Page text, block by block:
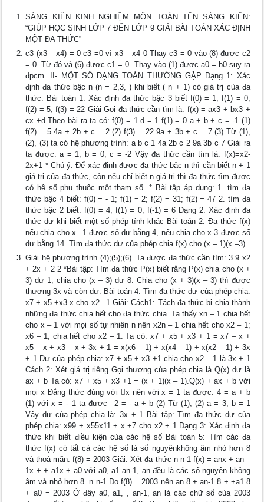
SÁNG KIẾN KINH NGHIỆM MÔN TOÁN TÊN SÁNG KIẾN:
“GIÚP HỌC SINH LỚP 7 ĐẾN LỚP 9 GIẢI BÀI TOÁN XÁC ĐỊNH
MỘT ĐA THỨC”
c3 (x3 – x4) = 0 c3 =0 vì x3 – x4 0 Thay c3 = 0 vào (8) được c2
= 0. Từ đó và (6) được c1 = 0. Thay vào (1) được a0 = b0 suy ra
đpcm. II- MỘT SỐ DẠNG TOÁN THƯỜNG GẶP Dạng 1: Xác
định đa thức bậc n (n = 2,3, ) khi biết ( n + 1) có giá trị của đa
thức: Bài toán 1: Xác định đa thức bậc 3 biết f(0) = 1; f(1) = 0;
f(2) = 5; f(3) = 22 Giải Gọi đa thức cần tìm là: f(x) = ax3 + bx3 +
cx +d Theo bài ra ta có: f(0) = 1 d = 1 f(1) = 0 a + b + c = -1 (1)
f(2) = 5 4a + 2b + c = 2 (2) f(3) = 22 9a + 3b + c = 7 (3) Từ (1),
(2), (3) ta có hệ phương trình: a b c 1 4a 2b c 2 9a 3b c 7 Giải ra
ta được: a = 1; b = 0; c = -2 Vậy đa thức cần tìm là: f(x)=x2-
2x+1 * Chú ý: Để xác định được đa thức bậc n thì cần biết n + 1
giá trị của đa thức, còn nếu chỉ biết n giá trị thì đa thức tìm được
có hệ số phụ thuộc một tham số. * Bài tập áp dụng: 1. tìm đa
thức bậc 4 biết: f(0) = - 1; f(1) = 2; f(2) = 31; f(2) = 47 2. tìm đa
thức bậc 2 biết: f(0) = 4; f(1) = 0; f(-1) = 6 Dạng 2: Xác định đa
thức dư khi biết một số phép tính khác Bài toán 2: Đa thức f(x)
nếu chia cho x –1 được số dư bằng 4, nếu chia cho x-3 được số
dư bằng 14. Tìm đa thức dư của phép chia f(x) cho (x – 1)(x –3)
Giải hệ phương trình (4);(5);(6). Ta được đa thức cần tìm: 3 9 x2
+ 2x + 2 2 *Bài tập: Tìm đa thức P(x) biết rằng P(x) chia cho (x +
3) dư 1, chia cho (x – 3) dư 8. Chia cho (x + 3)(x – 3) thì được
thương 3x và còn dư. Bài toán 4: Tìm đa thức dư của phép chia:
x7 + x5 +x3 x cho x2 –1 Giải: Cách1: Tách đa thức bị chia thành
những đa thức chia hết cho đa thức chia. Ta thấy xn – 1 chia hết
cho x – 1 với mọi số tự nhiên n nên x2n – 1 chia hết cho x2 – 1;
x6 – 1, chia hết cho x2 – 1. Ta có: x7 + x5 + x3 + 1 = x7 – x +
x5 – x + x3 – x + 3x + 1 = x(x6 – 1) + x(x4 – 1) + x(x2 – 1) + 3x
+ 1 Dư của phép chia: x7 + x5 + x3 +1 chia cho x2 – 1 là 3x + 1
Cách 2: Xét giá trị riêng Gọi thương của phép chia là Q(x) dư là
ax + b Ta có: x7 + x5 + x3 +1 = (x + 1)(x – 1).Q(x) + ax + b với
mọi x Đẳng thức đúng với x nên với x = 1 ta được: 4 = a + b
(1) với x = - 1 ta được –2 = - a + b (2) Từ (1), (2) a = 3; b = 1
Vậy dư của phép chia là: 3x + 1 Bài tập: Tìm đa thức dư của
phép chia: x99 + x55x11 + x +7 cho x2 + 1 Dạng 3: Xác định đa
thức khi biết điều kiện của các hệ số Bài toán 5: Tìm các đa
thức f(x) có tất cả các hệ số là số nguyênkhông âm nhỏ hơn 8
và thoả mãn: f(8) = 2003 Giải: Xét đa thức n n-1 f(x) = anx + an –
1x + + a1x + a0 với a0, a1 an-1, an đều là các số nguyên không
âm và nhỏ hơn 8. n n-1 Do f(8) = 2003 nên an.8 + an-1.8 + +a1.8
+ a0 = 2003 Ở đây a0, a1, , an-1, an là các chữ số của 2003